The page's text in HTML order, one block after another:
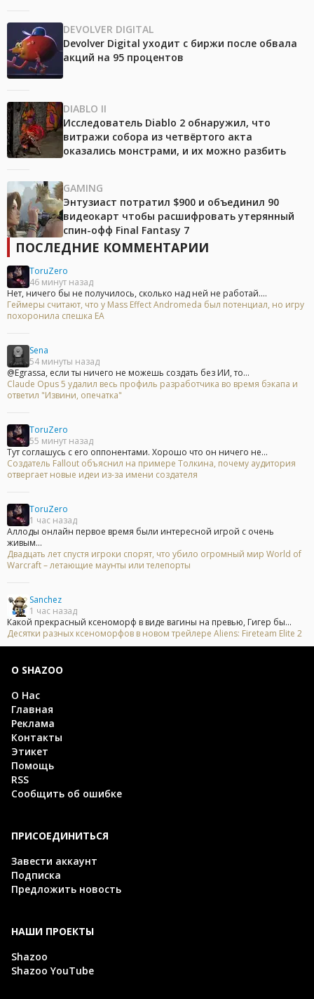
DEVOLVER DIGITAL
Devolver Digital уходит с биржи после обвала
акций на 95 процентов
DIABLO II
Исследователь Diablo 2 обнаружил, что
витражи собора из четвёртого акта
оказались монстрами, и их можно разбить
GAMING
Энтузиаст потратил $900 и объединил 90
видеокарт чтобы расшифровать утерянный
спин-офф Final Fantasy 7
ПОСЛЕДНИЕ КОММЕНТАРИИ
ToruZero
46 минут назад
Нет, ничего бы не получилось, сколько над ней не работай....
Геймеры считают, что у Mass Effect Andromeda был потенциал, но игру
похоронила спешка EA
Sena
54 минуты назад
@Egrassa, если ты ничего не можешь создать без ИИ, то...
Claude Opus 5 удалил весь профиль разработчика во время бэкапа и
ответил "Извини, опечатка"
ToruZero
55 минут назад
Тут соглашусь с его оппонентами. Хорошо что он ничего не...
Создатель Fallout объяснил на примере Толкина, почему аудитория
отвергает новые идеи из-за имени создателя
ToruZero
1 час назад
Аллоды онлайн первое время были интересной игрой с очень
живым...
Двадцать лет спустя игроки спорят, что убило огромный мир World of
Warcraft – летающие маунты или телепорты
Sanchez
1 час назад
Какой прекрасный ксеноморф в виде вагины на превью, Гигер бы...
Десятки разных ксеноморфов в новом трейлере Aliens: Fireteam Elite 2
О SHAZOO
О Нас
Главная
Реклама
Контакты
Этикет
Помощь
RSS
Сообщить об ошибке
ПРИСОЕДИНИТЬСЯ
Завести аккаунт
Подписка
Предложить новость
НАШИ ПРОЕКТЫ
Shazoo
Shazoo YouTube